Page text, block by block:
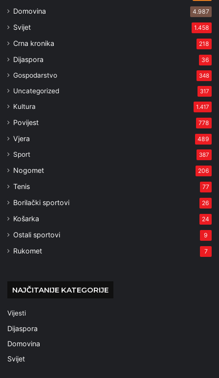
Domovina 4.987
Svijet 1.458
Crna kronika 218
Dijaspora 36
Gospodarstvo 348
Uncategorized 317
Kultura 1.417
Povijest 778
Vjera 489
Sport 387
Nogomet 206
Tenis 77
Borilački sportovi 26
Košarka 24
Ostali sportovi 9
Rukomet 7
NAJČITANIJE KATEGORIJE
Vijesti
Dijaspora
Domovina
Svijet